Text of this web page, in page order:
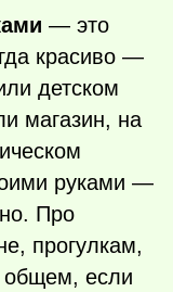
— это
красиво —
детском
магазин, на
руками —
Про
прогулкам,
общем, если